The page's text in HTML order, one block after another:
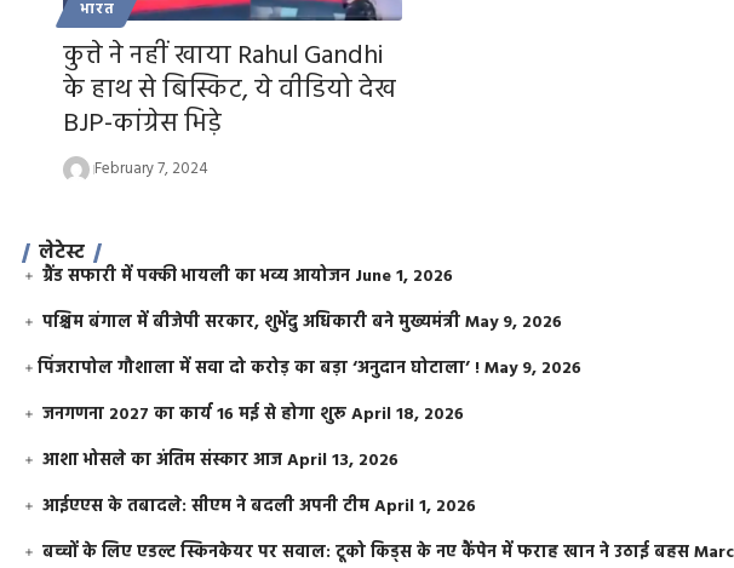
भारत
कुत्ते ने नहीं खाया Rahul Gandhi
के हाथ से बिस्किट, ये वीडियो देख
BJP-कांग्रेस भिड़े
February 7, 2024
लेटेस्ट
ग्रैंड सफारी में पक्की भायली का भव्य आयोजन June 1, 2026
पश्चिम बंगाल में बीजेपी सरकार, शुभेंदु अधिकारी बने मुख्यमंत्रीMay 9, 2026
​पिंजरापोल गौशाला में सवा दो करोड़ का बड़ा ‘अनुदान घोटाला’ !May 9, 2026
जनगणना 2027 का कार्य 16 मई से होगा शुरूApril 18, 2026
आशा भोसले का अंतिम संस्कार आजApril 13, 2026
आईएएस के तबादले: सीएम ने बदली अपनी टीमApril 1, 2026
बच्चों के लिए एडल्ट स्किनकेयर पर सवाल: टूको किड्स के नए कैंपेन में फराह खान ने उठाई बहस